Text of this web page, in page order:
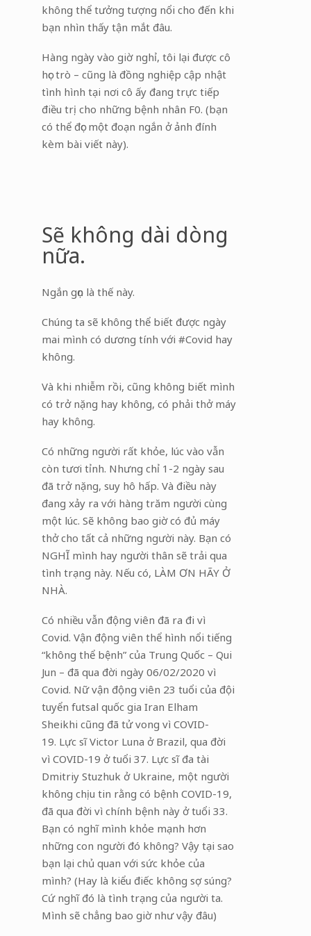
không thể tưởng tượng nổi cho đến khi
bạn nhìn thấy tận mắt đâu.
Hàng ngày vào giờ nghỉ, tôi lại được cô
học trò – cũng là đồng nghiệp cập nhật
tình hình tại nơi cô ấy đang trực tiếp
điều trị cho những bệnh nhân F0. (bạn
có thể đọc một đoạn ngắn ở ảnh đính
kèm bài viết này).
Sẽ không dài dòng
nữa.
Ngắn gọn là thế này.
Chúng ta sẽ không thể biết được ngày
mai mình có dương tính với #Covid hay
không.
Và khi nhiễm rồi, cũng không biết mình
có trở nặng hay không, có phải thở máy
hay không.
Có những người rất khỏe, lúc vào vẫn
còn tươi tỉnh. Nhưng chỉ 1-2 ngày sau
đã trở nặng, suy hô hấp. Và điều này
đang xảy ra với hàng trăm người cùng
một lúc. Sẽ không bao giờ có đủ máy
thở cho tất cả những người này. Bạn có
NGHĨ mình hay người thân sẽ trải qua
tình trạng này. Nếu có, LÀM ƠN HÃY Ở
NHÀ.
Có nhiều vẫn động viên đã ra đi vì
Covid. Vận động viên thể hình nổi tiếng
“không thể bệnh” của Trung Quốc – Qui
Jun – đã qua đời ngày 06/02/2020 vì
Covid. Nữ vận động viên 23 tuổi của đội
tuyển futsal quốc gia Iran Elham
Sheikhi cũng đã tử vong vì COVID-
19. Lực sĩ Victor Luna ở Brazil, qua đời
vì COVID-19 ở tuổi 37. Lực sĩ đa tài
Dmitriy Stuzhuk ở Ukraine, một người
không chịu tin rằng có bệnh COVID-19,
đã qua đời vì chính bệnh này ở tuổi 33.
Bạn có nghĩ mình khỏe mạnh hơn
những con người đó không? Vậy tại sao
bạn lại chủ quan với sức khỏe của
mình? (Hay là kiểu điếc không sợ súng?
Cứ nghĩ đó là tình trạng của người ta.
Mình sẽ chẳng bao giờ như vậy đâu)